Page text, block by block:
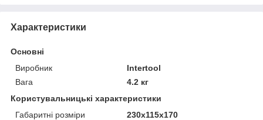
Характеристики
Основні
Виробник
Intertool
Вага
4.2 кг
Користувальницькі характеристики
Габаритні розміри
230х115х170